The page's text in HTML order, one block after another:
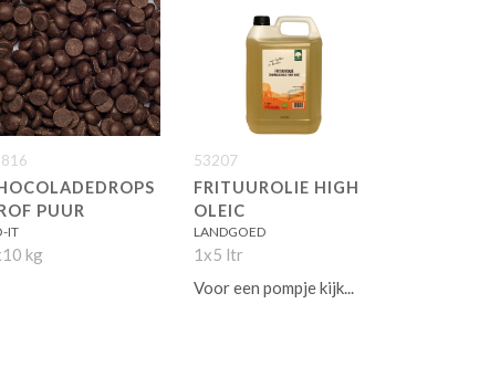
PUUR
IT
kg
53207
FRITUUROLIE HIGH
OLEIC
LANDGOED
1x5 ltr
Voor een pompje kijk...